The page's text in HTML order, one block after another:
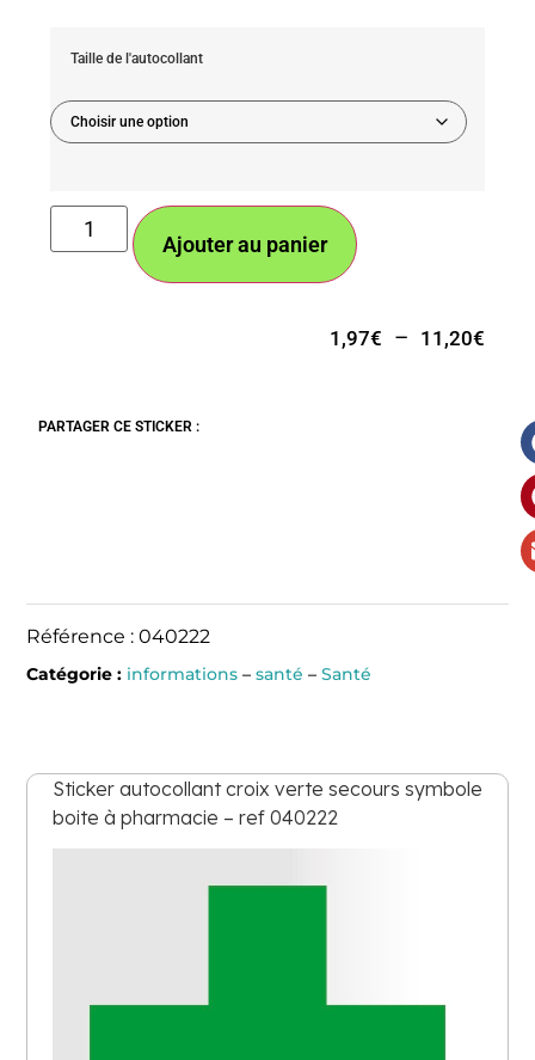
Taille de l'autocollant
Ajouter au panier
1,97€ – 11,20€
PARTAGER CE STICKER :
Référence : 040222
Catégorie : informations– santé – Santé
Sticker autocollant croix verte secours symbole
boite à pharmacie – ref 040222